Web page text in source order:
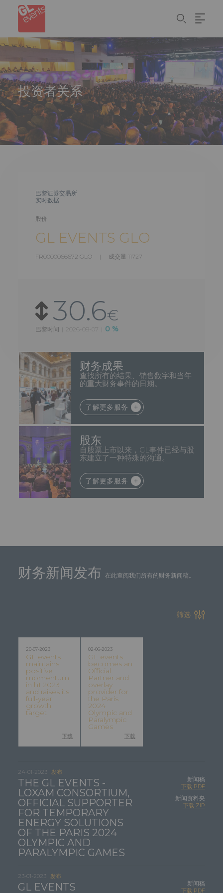
Cookie管理面板
content
投资者关系
巴黎证券交易所
实时数据
股价
GL EVENTS GLO
FR0000066672 GLO | 成交量 11727
30.6€
巴黎时间 2026-08-07 0 %
财务成果
查找所有的结果、销售数字和当年
的重大财务事件的日期。
了解更多服务
股东
自股票上市以来，GL事件已经与股
东建立了一种特殊的沟通。
了解更多服务
财务新闻发布 在此查阅我们所有的财务新闻稿。
筛选
24-01-2023 发布
THE GL EVENTS -
LOXAM CONSORTIUM,
OFFICIAL SUPPORTER
FOR TEMPORARY
ENERGY SOLUTIONS
OF THE PARIS 2024
OLYMPIC AND
PARALYMPIC GAMES
新闻稿
下载 PDF
新闻资料夹
下载 ZIP
23-01-2023 发布
GL EVENTS
新闻稿
下载 PDF
20-07-2023
GL events
maintains
positive
momentum
in h1 2023
and raises its
full-year
growth
target
下载
02-06-2023
GL events
becomes an
Official
Partner and
overlay
provider for
the Paris
2024
Olympic and
Paralympic
Games
下载